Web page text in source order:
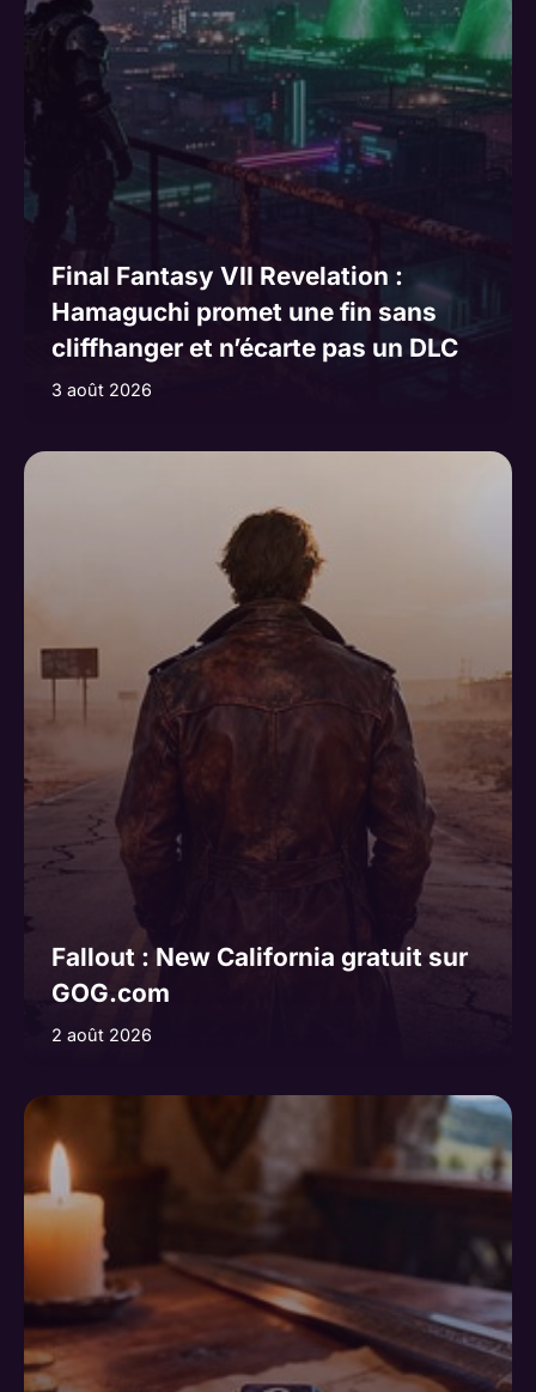
Final Fantasy VII Revelation :
Hamaguchi promet une fin sans
cliffhanger et n’écarte pas un DLC
3 août 2026
Fallout : New California gratuit sur
GOG.com
2 août 2026